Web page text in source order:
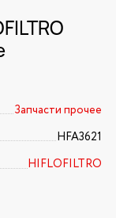
Запчасти прочее
HFA3621
HIFLOFILTRO